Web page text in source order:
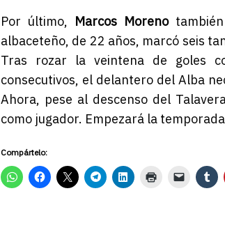
Por último, Marcos Morenotambién
albaceteño, de 22 años, marcó seis
Tras rozar la veintena de goles
consecutivos, el delantero del Alba
Ahora, pese al descenso del
como jugador. Empezará la
Compártelo: